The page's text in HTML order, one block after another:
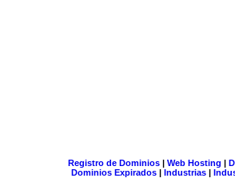
Registro de Dominios| Web Hosting |
Dominios Expirados | Industrias |